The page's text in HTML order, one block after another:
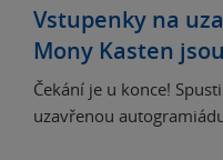
Vstupenky na
Mony Kasten
Čekání je u konce!
uzavřenou